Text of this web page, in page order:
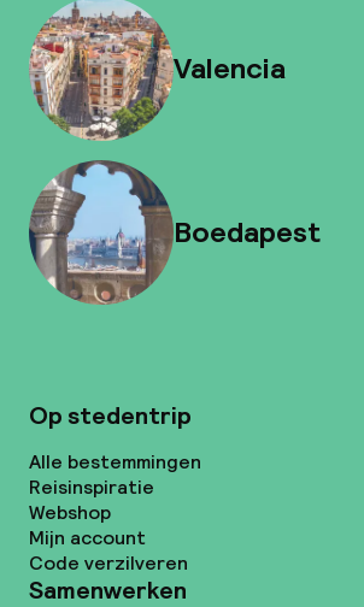
Valencia
Boedapest
Op stedentrip
Alle bestemmingen
Reisinspiratie
Webshop
Mijn account
Code verzilveren
Samenwerken